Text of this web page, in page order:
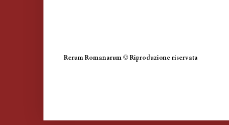
Rerum Romanarum © Riproduzione riservata